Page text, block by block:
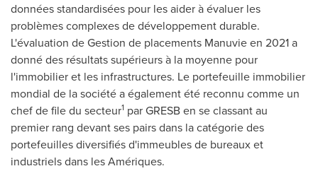
données standardisées pour les aider à évaluer les
problèmes complexes de développement durable.
L'évaluation deGestion de placements Manuvie en 2021 a
donné des résultats supérieurs à la moyenne pour
l'immobilier et les infrastructures. Le portefeuille immobilier
mondial de la société a également été reconnu comme un
chef de file du secteur1 par GRESB en se classant au
premier rang devant ses pairs dans la catégorie des
portefeuilles diversifiés d'immeubles de bureaux et
industriels dans les Amériques.